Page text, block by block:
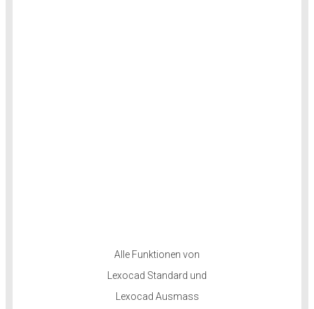
Alle Funktionen von
Lexocad Standard und
Lexocad Ausmass